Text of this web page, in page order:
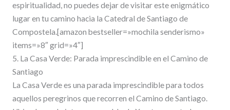
espiritualidad, no puedes dejar de visitar este enigmático
lugar en tu camino hacia la Catedral de Santiago de
Compostela.[amazon bestseller=»mochila senderismo»
items=»8″ grid=»4″]
5. La Casa Verde: Parada imprescindible en el Camino de
Santiago
La Casa Verde es una parada imprescindible para todos
aquellos peregrinos que recorren el Camino de Santiago.